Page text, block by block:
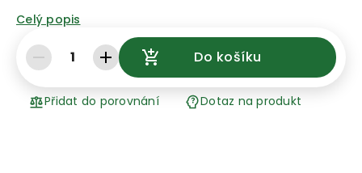
Celý popis
1 Do košíku
Přidat do porovnání Dotaz na produkt